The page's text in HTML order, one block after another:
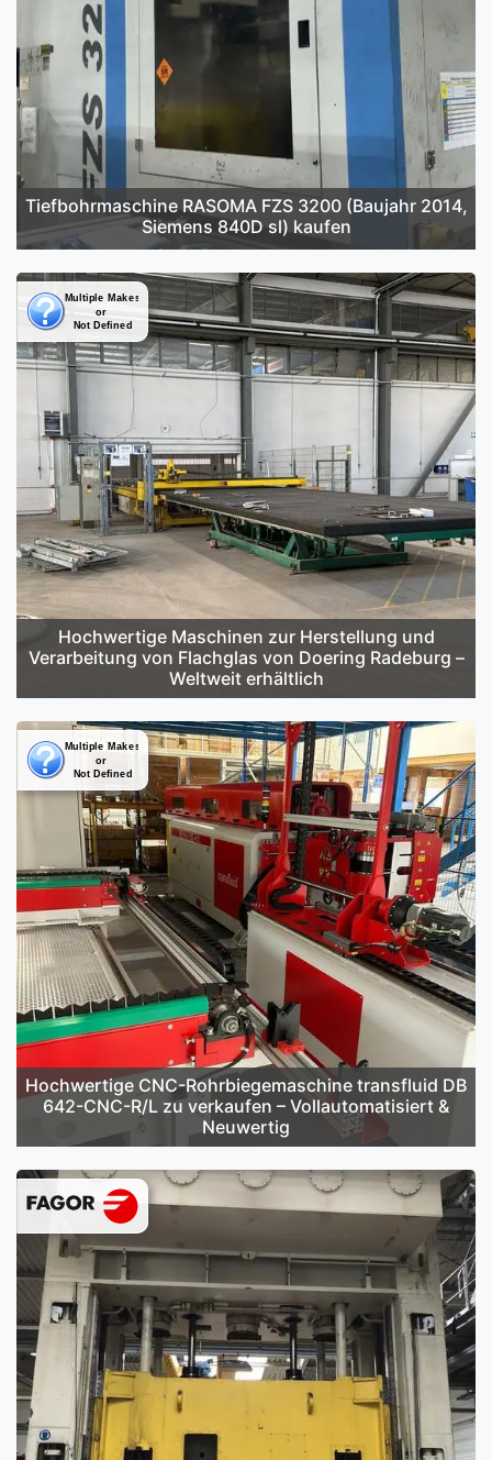
Tiefbohrmaschine RASOMA FZS 3200 (Baujahr 2014,
Siemens 840D sl) kaufen
Hochwertige Maschinen zur Herstellung und
Verarbeitung von Flachglas von Doering Radeburg –
Weltweit erhältlich
Hochwertige CNC-Rohrbiegemaschine transfluid DB
642-CNC-R/L zu verkaufen – Vollautomatisiert &
Neuwertig